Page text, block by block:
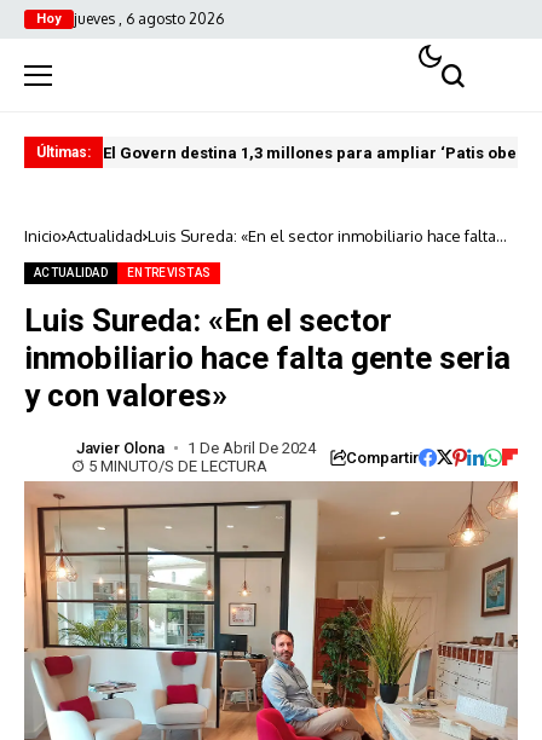
Hoy jueves , 6 agosto 2026
Últimas: El Govern destina 1,3 millones para ampliar ‘Patis
Inicio Actualidad Luis Sureda: «En el sector inmobiliario hace falta
ACTUALIDAD ENTREVISTAS
Luis Sureda: «En el sector
inmobiliario hace falta gente seria
y con valores»
Javier Olona
1 De Abril De 2024
5 MINUTO/S DE LECTURA
Compartir